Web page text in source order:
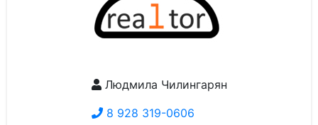
Людмила Чилингарян
8 928 319-0606